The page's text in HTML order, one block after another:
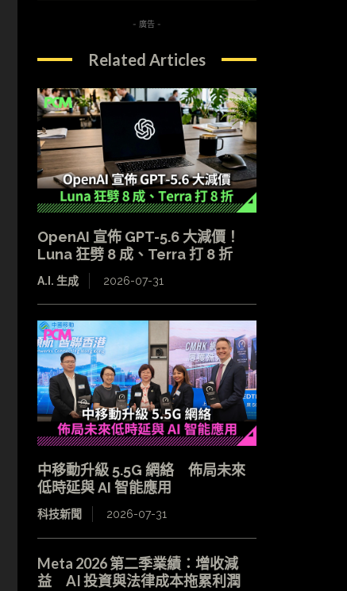
- 廣告 -
Related Articles
OpenAI 宣佈 GPT-5.6 大減價！
Luna 狂劈 8 成、Terra 打 8 折
A.I. 生成 2026-07-31
中移動升級 5.5G 網絡 佈局未來
低時延與 AI 智能應用
科技新聞 2026-07-31
Meta 2026 第二季業績：增收減
益 AI 投資與法律成本拖累利潤